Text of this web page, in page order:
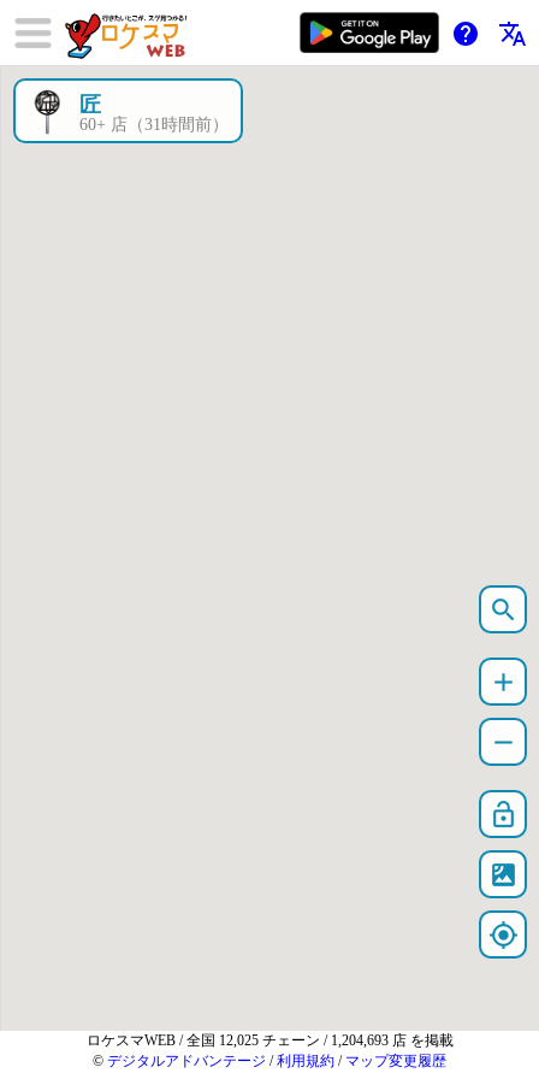
help translate
匠
60+ 店（31時間前）
search
add
remove
lock_open
satellite
my_location
ロケスマWEB / 全国 12,025 チェーン / 1,204,693 店 を掲載
© デジタルアドバンテージ /利用規約 / マップ変更履歴